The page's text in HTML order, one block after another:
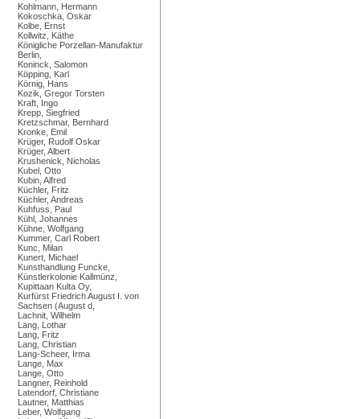
Kohlmann, Hermann
Kokoschka, Oskar
Kolbe, Ernst
Kollwitz, Käthe
Königliche Porzellan-Manufaktur
Berlin,
Koninck, Salomon
Köpping, Karl
Körnig, Hans
Kozik, Gregor Torsten
Kraft, Ingo
Krepp, Siegfried
Kretzschmar, Bernhard
Kronke, Emil
Krüger, Rudolf Oskar
Krüger, Albert
Krushenick, Nicholas
Kubel, Otto
Kubin, Alfred
Küchler, Fritz
Küchler, Andreas
Kuhfuss, Paul
Kühl, Johannes
Kühne, Wolfgang
Kummer, Carl Robert
Kunc, Milan
Kunert, Michael
Kunsthandlung Funcke,
Künstlerkolonie Kallmünz,
Kupittaan Kulta Oy,
Kurfürst Friedrich August I. von
Sachsen (August d,
Lachnit, Wilhelm
Lang, Lothar
Lang, Fritz
Lang, Christian
Lang-Scheer, Irma
Lange, Max
Lange, Otto
Langner, Reinhold
Latendorf, Christiane
Lautner, Matthias
Leber, Wolfgang